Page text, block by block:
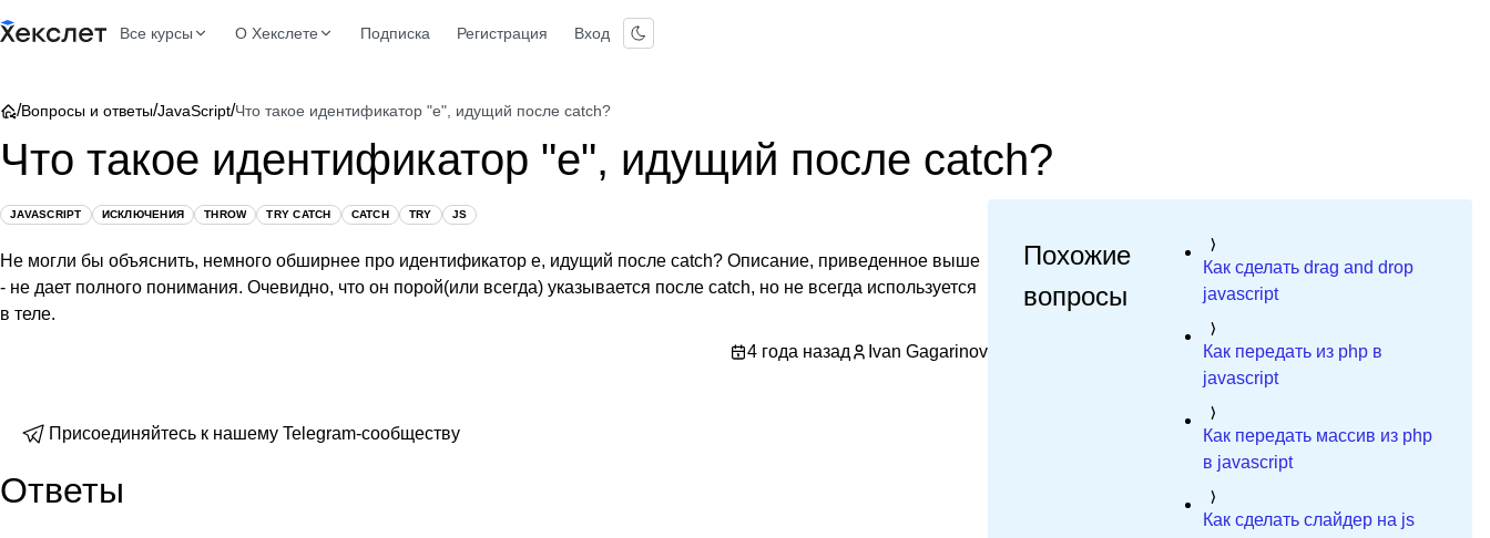
Все курсы О Хекслете Подписка Регистрация Вход
/Вопросы и ответы/JavaScript/Что такое идентификатор "e", идущий после catch?
Что такое идентификатор "e", идущий после catch?
JAVASCRIPT ИСКЛЮЧЕНИЯ THROW TRY CATCH CATCH TRY JS
Не могли бы объяснить, немного обширнее про идентификатор e, идущий после catch? Описание, приведенное выше
- не дает полного понимания. Очевидно, что он порой(или всегда) указывается после catch, но не всегда используется
в теле.
4 года назад
Ivan Gagarinov
Присоединяйтесь к нашему Telegram-сообществу
Ответы
Похожие
вопросы
Как сделать drag and drop
javascript
Как передать из php в
javascript
Как передать массив из php
в javascript
Как сделать слайдер на js